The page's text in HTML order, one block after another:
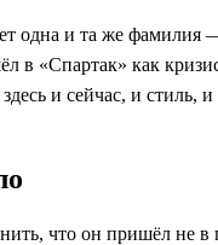
одна и та же
«Спартак» как
и сейчас, и
что он пришёл не